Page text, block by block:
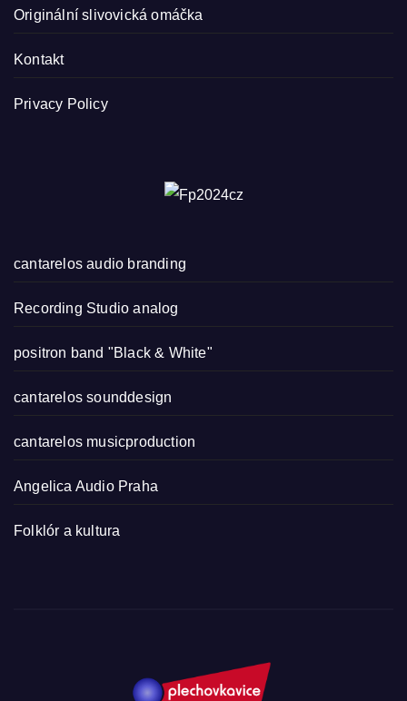
Originální slivovická omáčka
Kontakt
Privacy Policy
cantarelos audio branding
Recording Studio analog
positron band "Black & White"
cantarelos sounddesign
cantarelos musicproduction
Angelica Audio Praha
Folklór a kultura